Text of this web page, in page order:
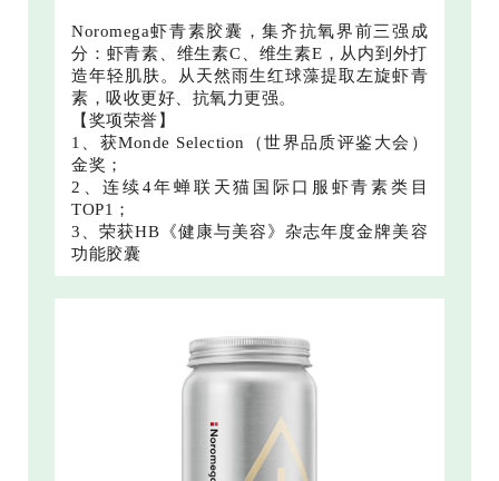
Noromega虾青素胶囊，集齐抗氧界前三强成
分：虾青素、维生素C、维生素E，从内到外打
造年轻肌肤。从天然雨生红球藻提取左旋虾青
素，吸收更好、抗氧力更强。
【奖项荣誉】
1、获Monde Selection（世界品质评鉴大会）
金奖；
2、连续4年蝉联天猫国际口服虾青素类目
TOP1；
3、荣获HB《健康与美容》杂志年度金牌美容
功能胶囊